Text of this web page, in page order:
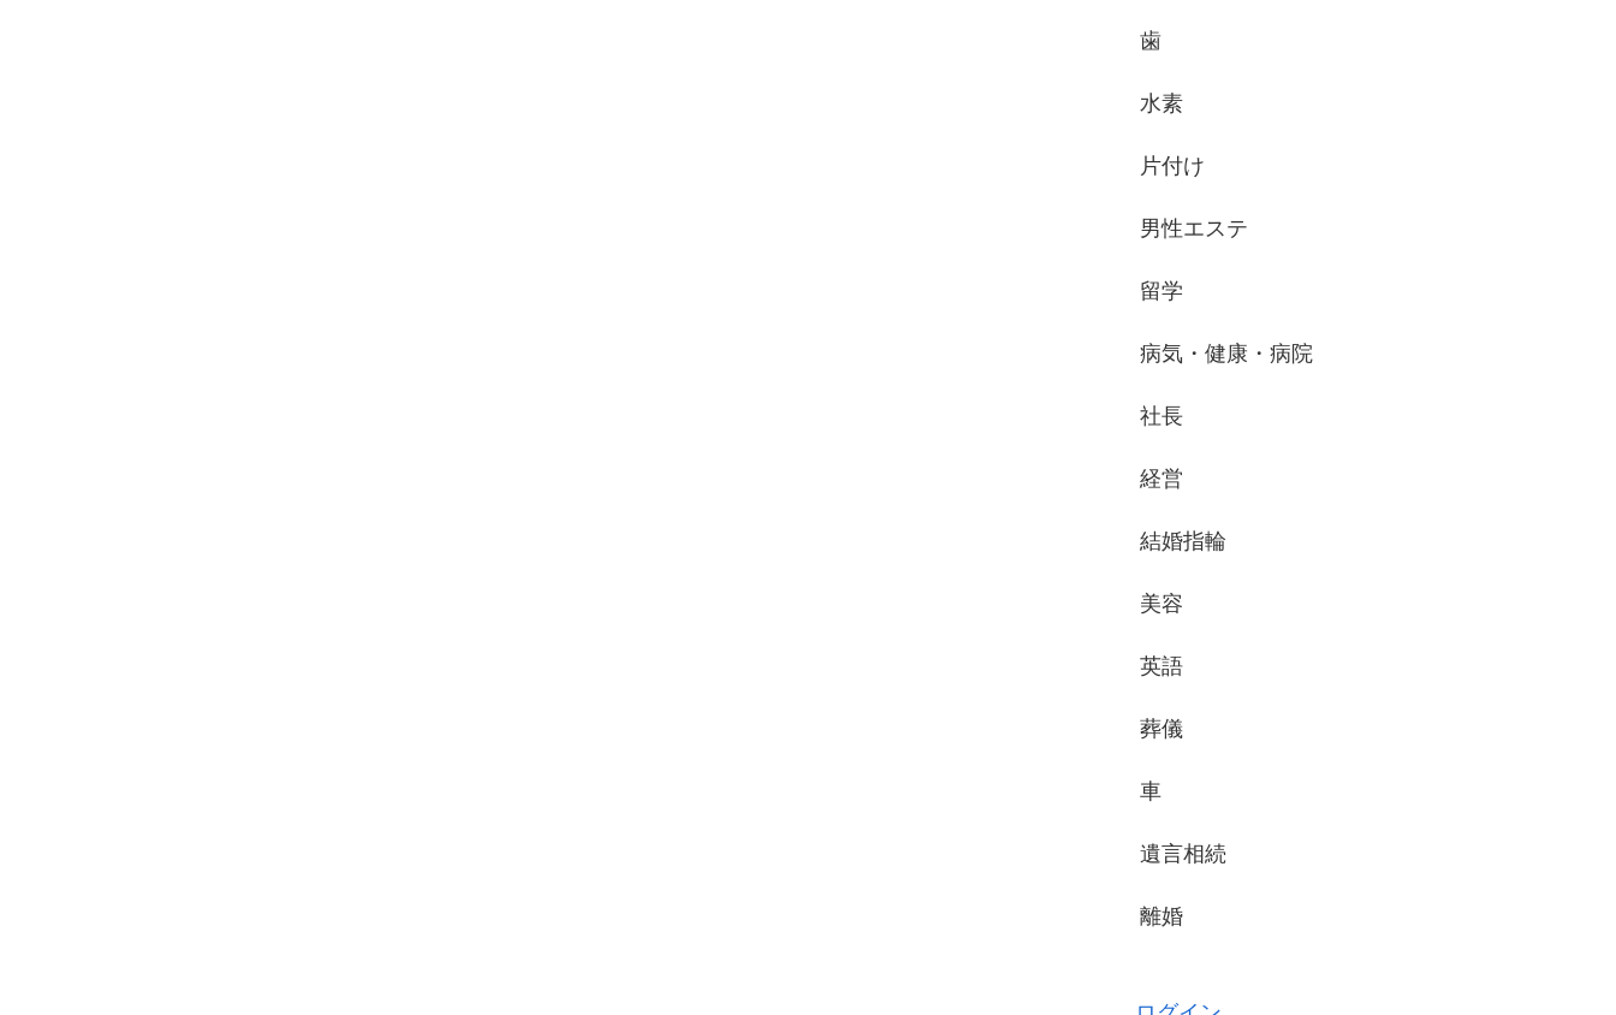
歯
水素
片付け
男性エステ
留学
病気・健康・病院
社長
経営
結婚指輪
美容
英語
葬儀
車
遺言相続
離婚